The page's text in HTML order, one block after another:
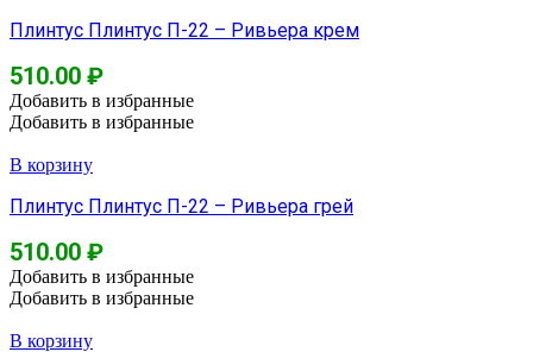
Плинтус Плинтус П-22 – Ривьера крем
510.00 ₽
Добавить в избранные
Добавить в избранные
В корзину
Плинтус Плинтус П-22 – Ривьера грей
510.00 ₽
Добавить в избранные
Добавить в избранные
В корзину